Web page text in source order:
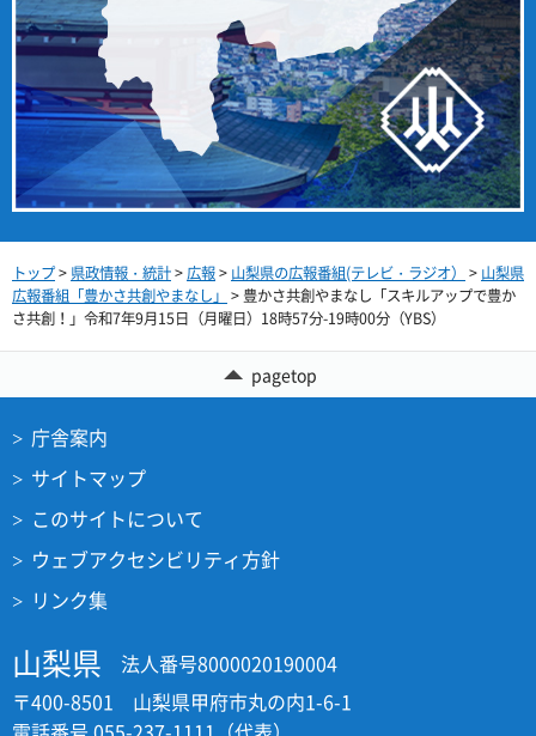
トップ> 県政情報・統計>広報> 山梨県の広報番組(テレビ・ラジオ） > 山梨県
広報番組「豊かさ共創やまなし」 > 豊かさ共創やまなし「スキルアップで豊か
さ共創！」令和7年9月15日（月曜日）18時57分-19時00分（YBS）
pagetop
庁舎案内
サイトマップ
このサイトについて
ウェブアクセシビリティ方針
リンク集
山梨県
法人番号8000020190004
〒400-8501 山梨県甲府市丸の内1-6-1